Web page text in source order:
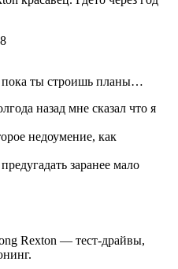
пока ты строишь планы…
назад мне сказал что я
недоумение, как
заранее мало
Rexton — тест-драйвы,